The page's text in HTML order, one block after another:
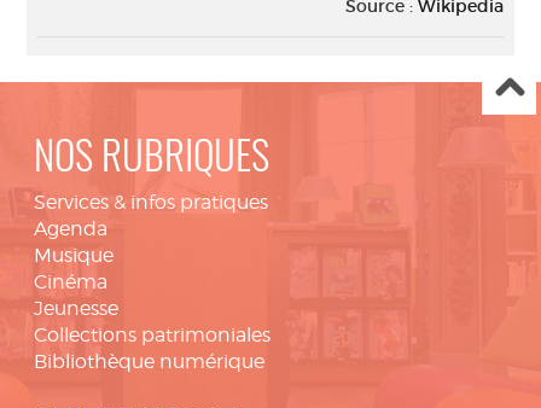
Source : Wikipedia
NOS RUBRIQUES
Services & infos pratiques
Agenda
Musique
Cinéma
Jeunesse
Collections patrimoniales
Bibliothèque numérique